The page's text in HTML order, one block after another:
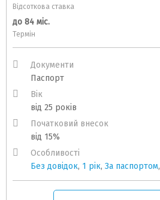
Відсоткова ставка
до 84 міс.
Термін
Документи
Паспорт
Вік
від 25 років
Початковий внесок
від 15%
Особливості
Без довідок, 1 рік, За паспортом,